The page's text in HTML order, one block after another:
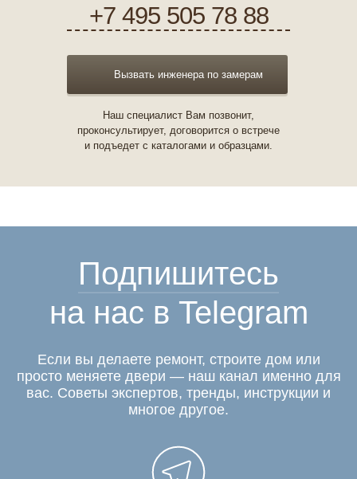
+7 495 505 78 88
Вызвать инженера по замерам
Наш специалист Вам позвонит,
проконсультирует, договорится о встрече
и подъедет с каталогами и образцами.
Подпишитесь
на нас в Telegram
Если вы делаете ремонт, строите дом или
просто меняете двери — наш канал именно для
вас. Советы экспертов, тренды, инструкции и
многое другое.